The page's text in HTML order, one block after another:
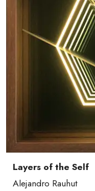
Layers of the Self
Alejandro Rauhut